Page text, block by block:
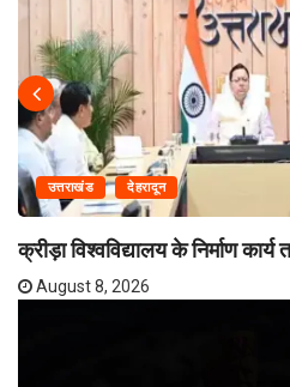
उत्तराखंड देहरादून
क्रीड़ा विश्वविद्यालय के निर्माण
August 8, 2026